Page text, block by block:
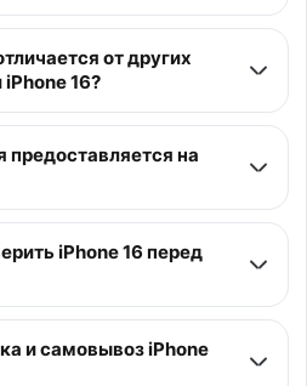
от других
16?
предоставляется на
iPhone 16 перед
и самовывоз iPhone